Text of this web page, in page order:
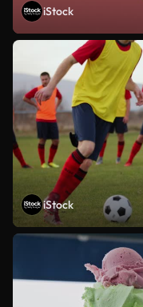
iStock
iStock